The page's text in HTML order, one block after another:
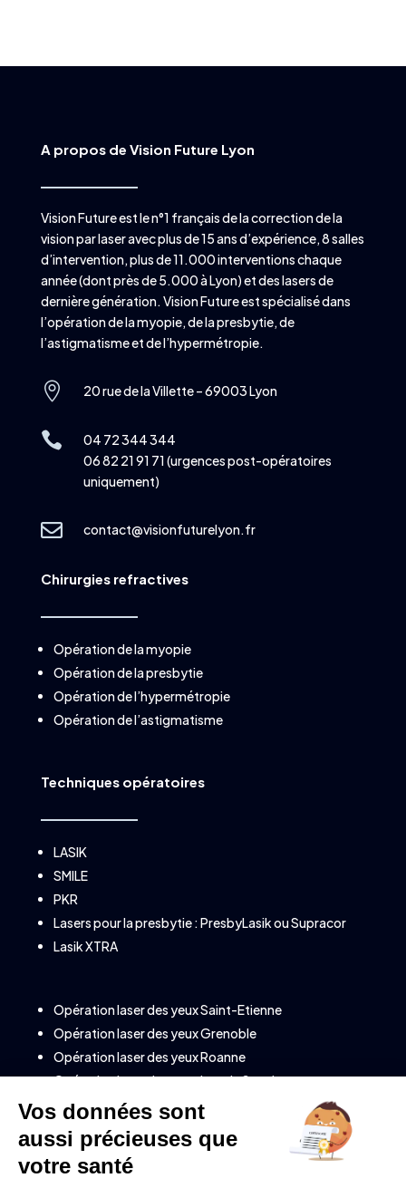
A propos de Vision Future Lyon
Vision Future est le n°1 français de la correction de la
vision par laser avec plus de 15 ans d’expérience, 8 salles
d’intervention, plus de 11.000 interventions chaque
année (dont près de 5.000 à Lyon) et des lasers de
dernière génération. Vision Future est spécialisé dans
l’opération de la myopie, de la presbytie, de
l’astigmatisme et de l’hypermétropie.
 20 rue de la Villette – 69003 Lyon

04 72 344 344
06 82 21 91 71 (urgences post-opératoires
uniquement)
 contact@visionfuturelyon.fr
Chirurgies refractives
Opération de la myopie
Opération de la presbytie
Opération de l’hypermétropie
Opération de l’astigmatisme
Techniques opératoires
LASIK
SMILE
PKR
Lasers pour la presbytie :PresbyLasikouSupracor
Lasik XTRA
Opération laser des yeux Saint-Etienne
Opération laser des yeux Grenoble
Opération laser des yeux Roanne
Opération laser des yeux Lons le Saunier
Opération laser des yeux à Annecy (Savoie)
Opération laser des yeux à Clermont-Ferrand
Opération laser des yeux à Valence
Opération laser des yeux à Montélimar